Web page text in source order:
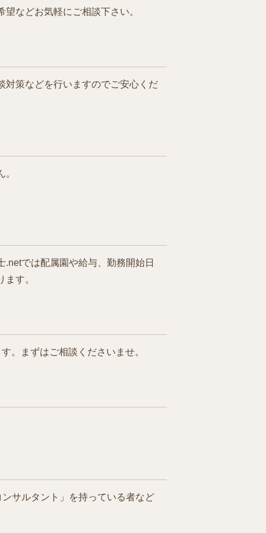
などお気軽にご相談下さい。
対策などを行いますのでご安心くだ
では配属園や給与、勤務開始日
す。
。まずはご相談くださいませ。
サルタント」を持っている者など